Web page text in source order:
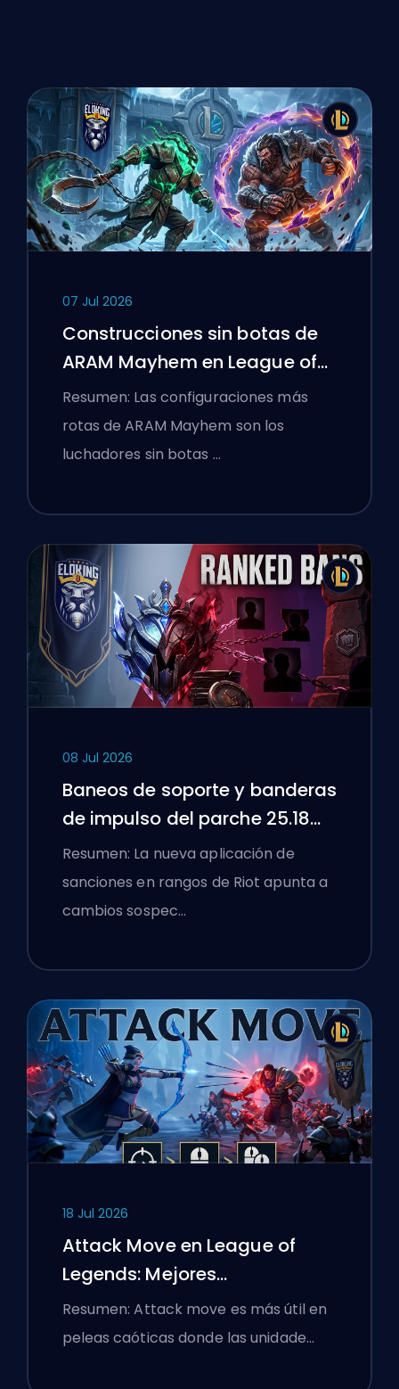
07 Jul 2026
Construcciones sin botas de
ARAM Mayhem en League of
Legends
Resumen: Las configuraciones más
rotas de ARAM Mayhem son los
luchadores sin botas …
08 Jul 2026
Baneos de soporte y banderas
de impulso del parche 25.18
de League of Legends
Resumen: La nueva aplicación de
sanciones en rangos de Riot apunta a
cambios sospec…
18 Jul 2026
Attack Move en League of
Legends: Mejores
Configuraciones
Resumen: Attack move es más útil en
peleas caóticas donde las unidade…